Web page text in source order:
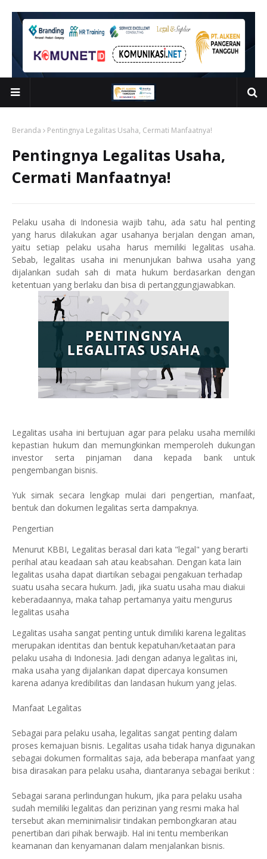
Beranda Pentingnya Legalitas Usaha, Cermati Manfaatnya!
Pentingnya Legalitas Usaha,
Cermati Manfaatnya!
Pelaku usaha di Indonesia wajib tahu, ada satu hal penting
yang harus dilakukan agar usahanya berjalan dengan aman,
yaitu setiap pelaku usaha harus memiliki legalitas usaha.
Sebab, legalitas usaha ini menunjukan bahwa usaha yang
dijalankan sudah sah di mata hukum berdasarkan dengan
ketentuan yang berlaku dan bisa di pertanggungjawabkan.
Legalitas usaha ini bertujuan agar para pelaku usaha memiliki
kepastian hukum dan memungkinkan memperoleh dukungan
investor serta pinjaman dana kepada bank untuk
pengembangan bisnis.
Yuk simak secara lengkap mulai dari pengertian, manfaat,
bentuk dan dokumen legalitas serta dampaknya.
Pengertian
Menurut KBBI, Legalitas berasal dari kata "legal" yang berarti
perihal atau keadaan sah atau keabsahan. Dengan kata lain
legalitas usaha dapat diartikan sebagai pengakuan terhadap
suatu usaha secara hukum. Jadi, jika suatu usaha mau diakui
keberadaannya, maka tahap pertamanya yaitu mengurus
legalitas usaha
Legalitas usaha sangat penting untuk dimiliki karena legalitas
merupakan identitas dan bentuk kepatuhan/ketaatan para
pelaku usaha di Indonesia. Jadi dengan adanya legalitas ini,
maka usaha yang dijalankan dapat dipercaya konsumen
karena adanya kredibilitas dan landasan hukum yang jelas.
Manfaat Legalitas
Sebagai para pelaku usaha, legalitas sangat penting dalam
proses kemajuan bisnis. Legalitas usaha tidak hanya digunakan
sebagai dokumen formalitas saja, ada beberapa manfaat yang
bisa dirasakan para pelaku usaha, diantaranya sebagai berikut :
Sebagai sarana perlindungan hukum, jika para pelaku usaha
sudah memiliki legalitas dan perizinan yang resmi maka hal
tersebut akan meminimalisir tindakan pembongkaran atau
penertiban dari pihak berwajib. Hal ini tentu memberikan
keamanan dan kenyamanan dalam menjalankan bisnis.